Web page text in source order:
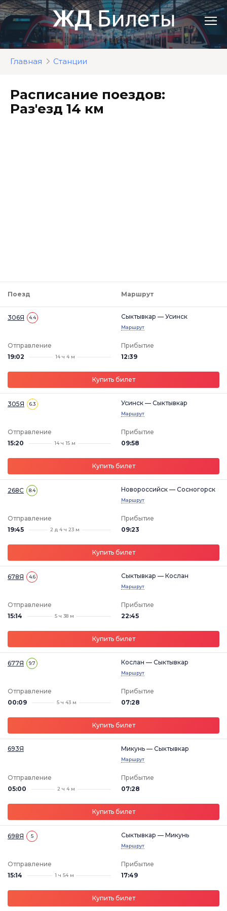
Перейти
к
контенту
Главная Станции
Расписание поездов:
Раз'езд 14 км
Поезд Маршрут
306Я 4.4 Сыктывкар — Усинск
Маршрут
Отправление
19:02
14 ч 4 м
Прибытие
12:39
Купить билет
305Я 6.3 Усинск — Сыктывкар
Маршрут
Отправление
15:20
14 ч 15 м
Прибытие
09:58
Купить билет
268С 8.4 Новороссийск — Сосногорск
Маршрут
Отправление
19:45
2 д 4 ч 23 м
Прибытие
09:23
Купить билет
678Я 4.6 Сыктывкар — Кослан
Маршрут
Отправление
15:14
5 ч 38 м
Прибытие
22:45
Купить билет
677Я 9.7 Кослан — Сыктывкар
Маршрут
Отправление
00:09
5 ч 43 м
Прибытие
07:28
Купить билет
693Я Микунь — Сыктывкар
Маршрут
Отправление
05:00
2 ч 4 м
Прибытие
07:28
Купить билет
698Я 5 Сыктывкар — Микунь
Маршрут
Отправление
15:14
1 ч 54 м
Прибытие
17:49
Купить билет